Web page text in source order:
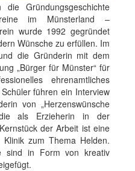
die Gründungsgeschichte
im Münsterland –
wurde 1992 gegründet
Wünsche zu erfüllen. Im
die Gründerin mit dem
„Bürger für Münster“ für
ehrenamtliches
führen ein Interview
von „Herzenswünsche
als Erzieherin in der
der Arbeit ist eine
zum Thema Helden.
sind in Form von kreativ